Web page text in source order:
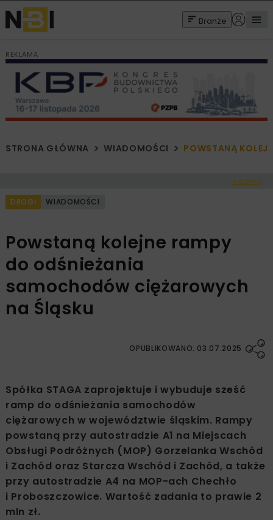
Branże
REKLAMA
STRONA GŁÓWNA WIADOMOŚCI POWSTANĄ
< Cofnij
DROGI WIADOMOŚCI
Powstaną kolejne rampy
do odśnieżania
samochodów ciężarowych
na Śląsku
OPUBLIKOWANO: 03.07.2025
Spółka STAGA zaprojektuje i wybuduje sześć
ramp do odśnieżania samochodów
ciężarowych w województwie śląskim. Rampy
powstaną przy autostradzie A1 na Miejscach
Obsługi Podróżnych (MOP) Gorzelanka Wschód
i Zachód oraz Starcza Wschód i Zachód, a także
przy autostradzie A4 na MOP-ach Chechło
i Proboszczowice. Wartość zadania to prawie 2
mln zł.